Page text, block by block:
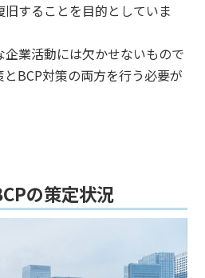
することを目的としていま
企業活動には欠かせないもので
BCP対策の両方を行う必要が
の策定状況